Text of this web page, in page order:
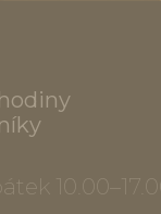
10.00–17.00